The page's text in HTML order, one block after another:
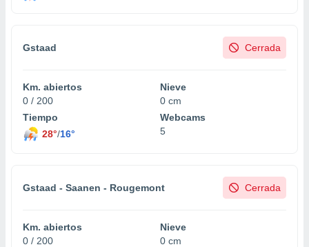
Gstaad Cerrada
Km. abiertos
0 / 200
Nieve
0 cm
Tiempo
28°/16°
Webcams
5
Gstaad - Saanen - Rougemont Cerrada
Km. abiertos
0 / 200
Nieve
0 cm